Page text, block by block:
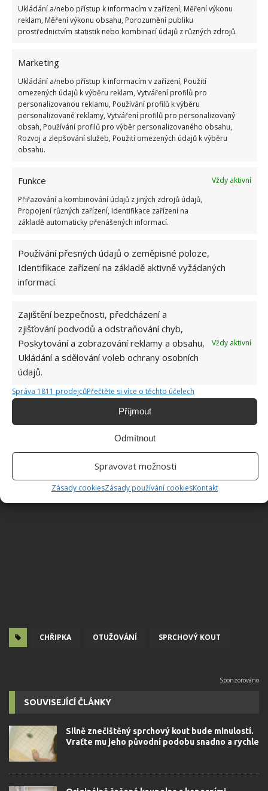
Ukládání a/nebo přístup k informacím v zařízení, Měření výkonu
reklam, Měření výkonu obsahu, Porozumění publiku
prostřednictvím statistik nebo kombinací údajů z různých zdrojů.
Marketing
Ukládání a/nebo přístup k informacím v zařízení, Použití
omezených údajů k výběru reklam, Vytváření profilů pro
personalizovanou reklamu, Používání profilů k výběru
personalizované reklamy, Vytváření profilů pro personalizovaný
obsah, Používání profilů pro výběr personalizovaného obsahu,
Rozvoj a zlepšování služeb, Použití omezených údajů k výběru
obsahu.
Funkce
Vždy aktivní
Přiřazování a kombinování údajů z jiných zdrojů údajů,
Propojení různých zařízení, Identifikace zařízení na
základě automaticky přenášených informací.
Používání přesných údajů o zeměpisné poloze,
Identifikace zařízení na základě aktivně vyžádaných
informací.
Zajištění bezpečnosti, předcházení a
zjišťování podvodů a odstraňování chyb,
Poskytování a zobrazování reklamy a obsahu,
Ukládání a sdělování voleb ochrany osobních
údajů.
Vždy aktivní
Správa 1811 prodejcůPřečtěte si více o těchto účelech
Příjmout
Odmítnout
Spravovat možnosti
Zásady cookiesZásady používání cookiesKontakt
Často větrejte, spěje s otevřeným oknem, bude-
li to možné
bez svetru či bundy (stačí začít na 3 minutách)
Oblékněte se do plavek a vyjděte na chvíli na
balkón, zahradu. Stačí okamžik, nejste-li ještě
zvyklí a pak domů a obléknout se. Postupně
pobyt venku prodlužujte.
V domácích podmínkách je nejlepší volbou začít
vlažnou, a pak studenou sprchou, ale je nutné se
neunáhlit. Nemělo by smysl otužovat se přes odpor,
abyste z toho neměli stres. Pak by to bylo
kontraproduktivní. Pokud jste x let zvyklí na horkou
vodu, nebude to za týden ani za tři týdny. Dejte si čas
uznáte, že nadešel čas zkusit studenou, začněte opět
pozvolna. Pobyt pod studenou sprchou prodlužujte
postupně.
Obrázek: prepforthat
CHŘIPKA OTUŽOVÁNÍ SPRCHOVÝ KOUT
SOUVISEJÍCÍ ČLÁNKY
Silně znečištěný sprchový kout bude minulostí.
Vraťte mu jeho původní podobu snadno a rychle